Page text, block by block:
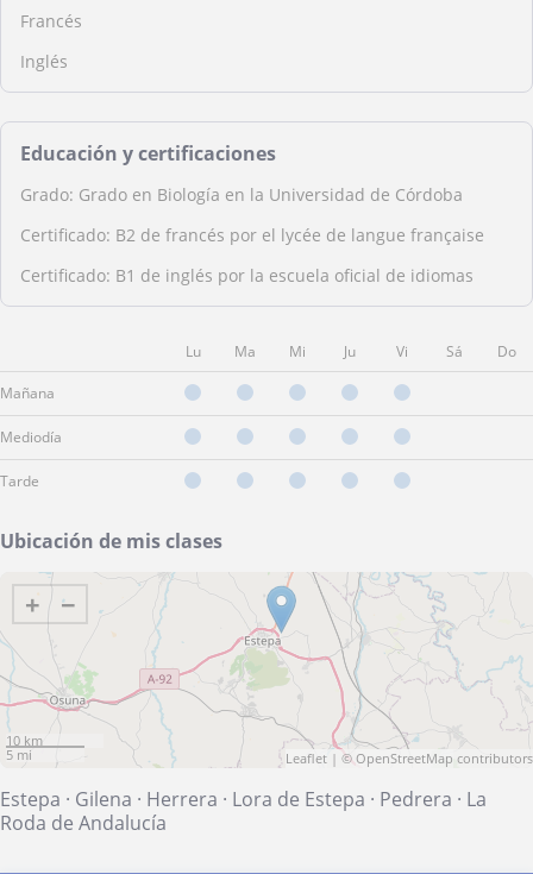
Francés
Inglés
Educación y certificaciones
Grado: Grado en Biología en la Universidad de Córdoba
Certificado: B2 de francés por el lycée de langue française
Certificado: B1 de inglés por la escuela oficial de idiomas
Lu Ma Mi Ju Vi Sá Do
Mañana
Mediodía
Tarde
Ubicación de mis clases
+ −
10 km
5 mi
Leaflet | © OpenStreetMap contributors
Estepa · Gilena · Herrera · Lora de Estepa · Pedrera · La
Roda de Andalucía